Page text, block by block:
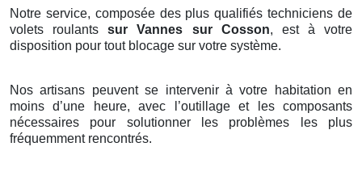
Notre service, composée des plus qualifiés techniciens de
volets roulantssur Vannes sur Cosson, est à votre
disposition pour tout blocage sur votre système.
Nos artisans peuvent se intervenir à votre habitation en
moins d’une heure, avec l’outillage et les composants
nécessaires pour solutionner les problèmes les plus
fréquemment rencontrés.